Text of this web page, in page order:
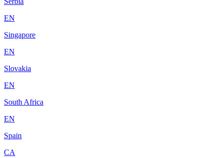
EN
Singapore
EN
Slovakia
EN
South Africa
EN
Spain
CA